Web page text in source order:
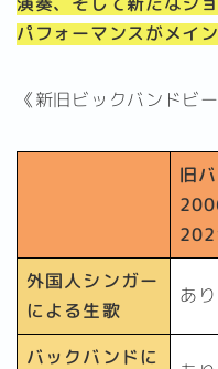
パフォーマンスがメイン
《新旧ビックバンドビ
旧
外国人シンガー
による生歌
あり
バックバンドに